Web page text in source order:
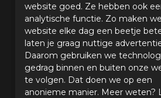
website goed. Ze hebben ook
analytische functie. Zo maken
website elke dag een beetje
laten je graag nuttige
Daarom gebruiken we
gedrag binnen en buiten onze
te volgen. Dat doen we op een
anonieme manier. Meer weten?